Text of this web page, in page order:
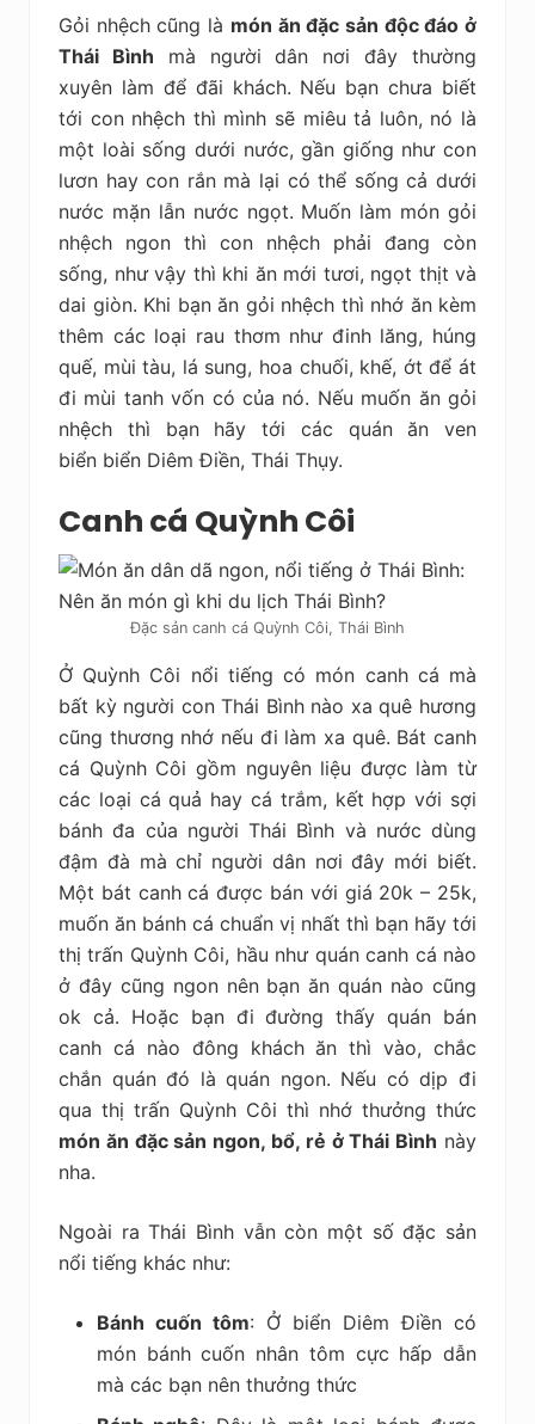
Gỏi nhệch cũng là món ăn đặc sản độc đáo ở
Thái Bình mà người dân nơi đây thường
xuyên làm để đãi khách. Nếu bạn chưa biết
tới con nhệch thì mình sẽ miêu tả luôn, nó là
một loài sống dưới nước, gần giống như con
lươn hay con rắn mà lại có thể sống cả dưới
nước mặn lẫn nước ngọt. Muốn làm món gỏi
nhệch ngon thì con nhệch phải đang còn
sống, như vậy thì khi ăn mới tươi, ngọt thịt và
dai giòn. Khi bạn ăn gỏi nhệch thì nhớ ăn kèm
thêm các loại rau thơm như đinh lăng, húng
quế, mùi tàu, lá sung, hoa chuối, khế, ớt để át
đi mùi tanh vốn có của nó. Nếu muốn ăn gỏi
nhệch thì bạn hãy tới các quán ăn ven
biển biển Diêm Điền, Thái Thụy.
Canh cá Quỳnh Côi
Đặc sản canh cá Quỳnh Côi, Thái Bình
Ở Quỳnh Côi nổi tiếng có món canh cá mà
bất kỳ người con Thái Bình nào xa quê hương
cũng thương nhớ nếu đi làm xa quê. Bát canh
cá Quỳnh Côi gồm nguyên liệu được làm từ
các loại cá quả hay cá trắm, kết hợp với sợi
bánh đa của người Thái Bình và nước dùng
đậm đà mà chỉ người dân nơi đây mới biết.
Một bát canh cá được bán với giá 20k – 25k,
muốn ăn bánh cá chuẩn vị nhất thì bạn hãy tới
thị trấn Quỳnh Côi, hầu như quán canh cá nào
ở đây cũng ngon nên bạn ăn quán nào cũng
ok cả. Hoặc bạn đi đường thấy quán bán
canh cá nào đông khách ăn thì vào, chắc
chắn quán đó là quán ngon. Nếu có dịp đi
qua thị trấn Quỳnh Côi thì nhớ thưởng thức
món ăn đặc sản ngon, bổ, rẻ ở Thái Bình này
nha.
Ngoài ra Thái Bình vẫn còn một số đặc sản
nổi tiếng khác như:
Bánh cuốn tôm: Ở biển Diêm Điền có
món bánh cuốn nhân tôm cực hấp dẫn
mà các bạn nên thưởng thức